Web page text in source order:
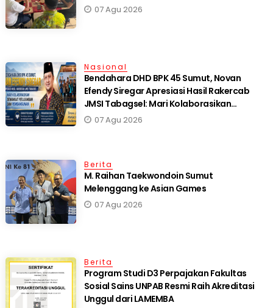
07 Agu 2026
Nasional
Bendahara DHD BPK 45 Sumut, Novan
Efendy Siregar Apresiasi Hasil Rakercab
JMSI Tabagsel: Mari Kolaborasikan
Semangat Perjuangan dan Pembangunan
07 Agu 2026
Berita
M. Raihan Taekwondoin Sumut
Melenggang ke Asian Games
07 Agu 2026
Berita
Program Studi D3 Perpajakan Fakultas
Sosial Sains UNPAB Resmi Raih Akreditasi
Unggul dari LAMEMBA